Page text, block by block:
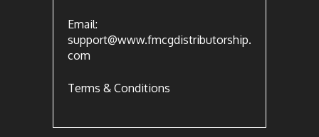
Email:
support@www.fmcgdistributorship.
com
Terms & Conditions